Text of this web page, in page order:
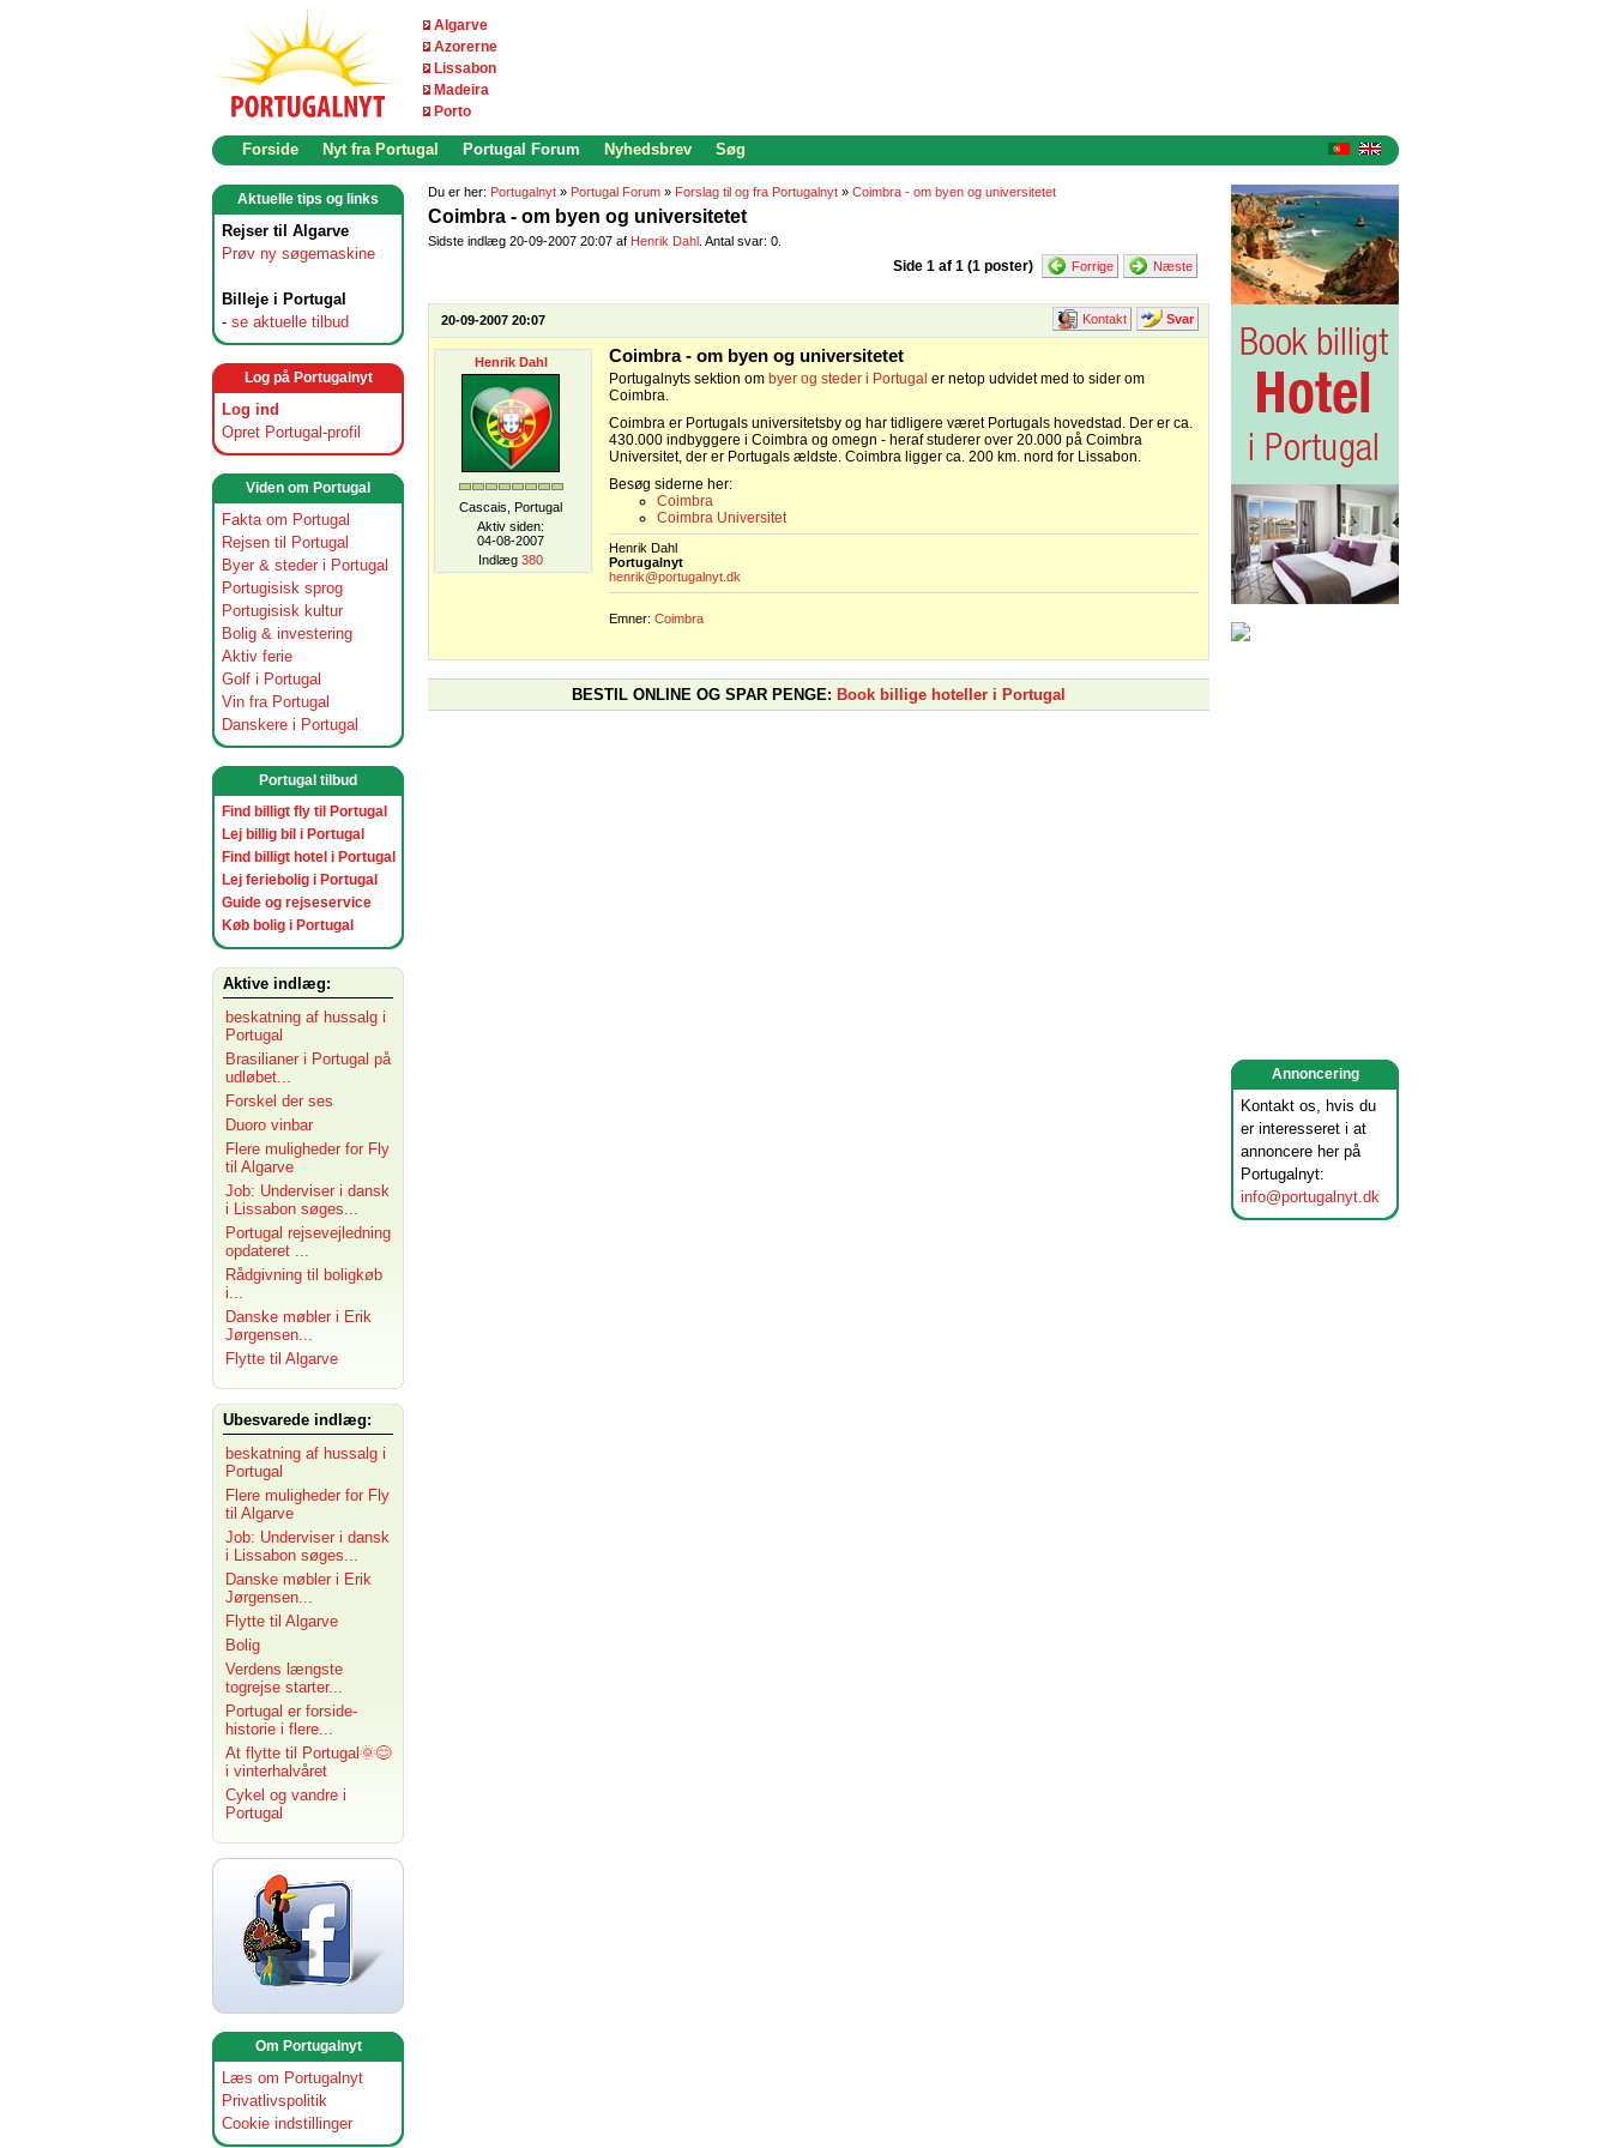
Algarve
Azorerne
Lissabon
Madeira
Porto
Forside Nyt fra Portugal Portugal Forum Nyhedsbrev Søg
Annoncering
Kontakt os, hvis du
er interesseret i at
annoncere her på
Portugalnyt:
info@portugalnyt.dk
Aktuelle tips og links
Rejser til Algarve
Prøv ny søgemaskine
Billeje i Portugal
- se aktuelle tilbud
Log på Portugalnyt
Log ind
Opret Portugal-profil
Viden om Portugal
Fakta om Portugal
Rejsen til Portugal
Byer & steder i Portugal
Portugisisk sprog
Portugisisk kultur
Bolig & investering
Aktiv ferie
Golf i Portugal
Vin fra Portugal
Danskere i Portugal
Portugal tilbud
Find billigt fly til Portugal
Lej billig bil i Portugal
Find billigt hotel i Portugal
Lej feriebolig i Portugal
Guide og rejseservice
Køb bolig i Portugal
Aktive indlæg:
beskatning af hussalg i
Portugal
Brasilianer i Portugal på
udløbet...
Forskel der ses
Duoro vinbar
Flere muligheder for Fly
til Algarve
Job: Underviser i dansk
i Lissabon søges...
Portugal rejsevejledning
opdateret ...
Rådgivning til boligkøb
i...
Danske møbler i Erik
Jørgensen...
Flytte til Algarve
Ubesvarede indlæg:
beskatning af hussalg i
Portugal
Flere muligheder for Fly
til Algarve
Job: Underviser i dansk
i Lissabon søges...
Danske møbler i Erik
Jørgensen...
Flytte til Algarve
Bolig
Verdens længste
togrejse starter...
Portugal er forside-
historie i flere...
At flytte til Portugal🌞😊
i vinterhalvåret
Cykel og vandre i
Portugal
Om Portugalnyt
Læs om Portugalnyt
Privatlivspolitik
Cookie indstillinger
Du er her: Portugalnyt » Portugal Forum » Forslag til og fra Portugalnyt » Coimbra - om byen og universitetet
Coimbra - om byen og universitetet
Sidste indlæg 20-09-2007 20:07 af Henrik Dahl . Antal svar: 0.
Side 1 af 1 (1 poster) Forrige Næste
20-09-2007 20:07 Kontakt Svar
Henrik Dahl
Cascais, Portugal
Aktiv siden:
04-08-2007
Indlæg 380
Coimbra - om byen og universitetet
Portugalnyts sektion om byer og steder i Portugal er netop udvidet med to sider om
Coimbra.
Coimbra er Portugals universitetsby og har tidligere været Portugals hovedstad. Der er ca.
430.000 indbyggere i Coimbra og omegn - heraf studerer over 20.000 på Coimbra
Universitet, der er Portugals ældste. Coimbra ligger ca. 200 km. nord for Lissabon.
Besøg siderne her:
Coimbra
Coimbra Universitet
Henrik Dahl
Portugalnyt
henrik@portugalnyt.dk
Emner: Coimbra
BESTIL ONLINE OG SPAR PENGE: Book billige hoteller i Portugal